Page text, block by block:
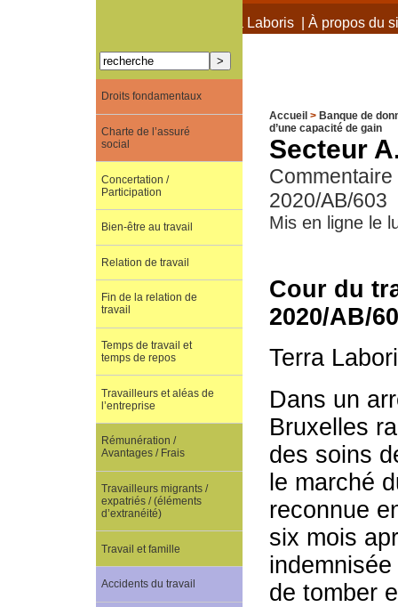
À propos de Terra Laboris| À propos du
Accueil > Banque de
d’une capacité de gain
Secteur
2020/AB/603
Mis en ligne le
Cour du
2020/AB/
Terra
Dans un
Bruxelles
des soins
le marché
reconnue
six mois
de tomber
Droits fondamentaux
Charte de l’assuré
social
Concertation /
Participation
Bien-être au travail
Relation de travail
Fin de la relation de
travail
Temps de travail et
temps de repos
Travailleurs et aléas de
l’entreprise
Rémunération /
Avantages / Frais
Travailleurs migrants /
expatriés / (éléments
d’extranéité)
Travail et famille
Accidents du travail